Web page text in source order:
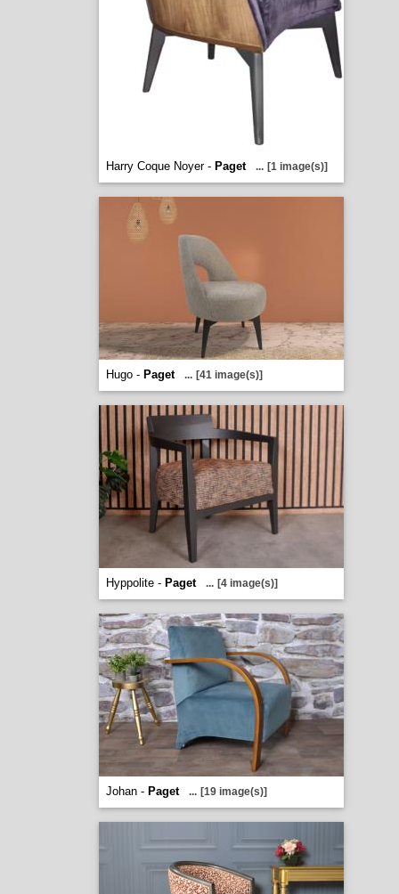
Harry Coque Noyer - Paget ... [1 image(s)]
Hugo - Paget ... [41 image(s)]
Hyppolite - Paget ... [4 image(s)]
Johan - Paget ... [19 image(s)]